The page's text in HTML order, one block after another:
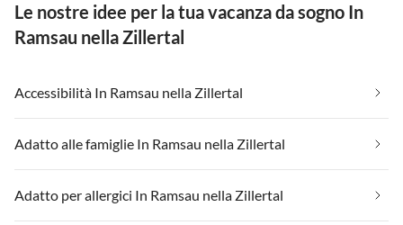
Le nostre idee per la tua vacanza da sogno In
Ramsau nella Zillertal
Accessibilità In Ramsau nella Zillertal
Adatto alle famiglie In Ramsau nella Zillertal
Adatto per allergici In Ramsau nella Zillertal